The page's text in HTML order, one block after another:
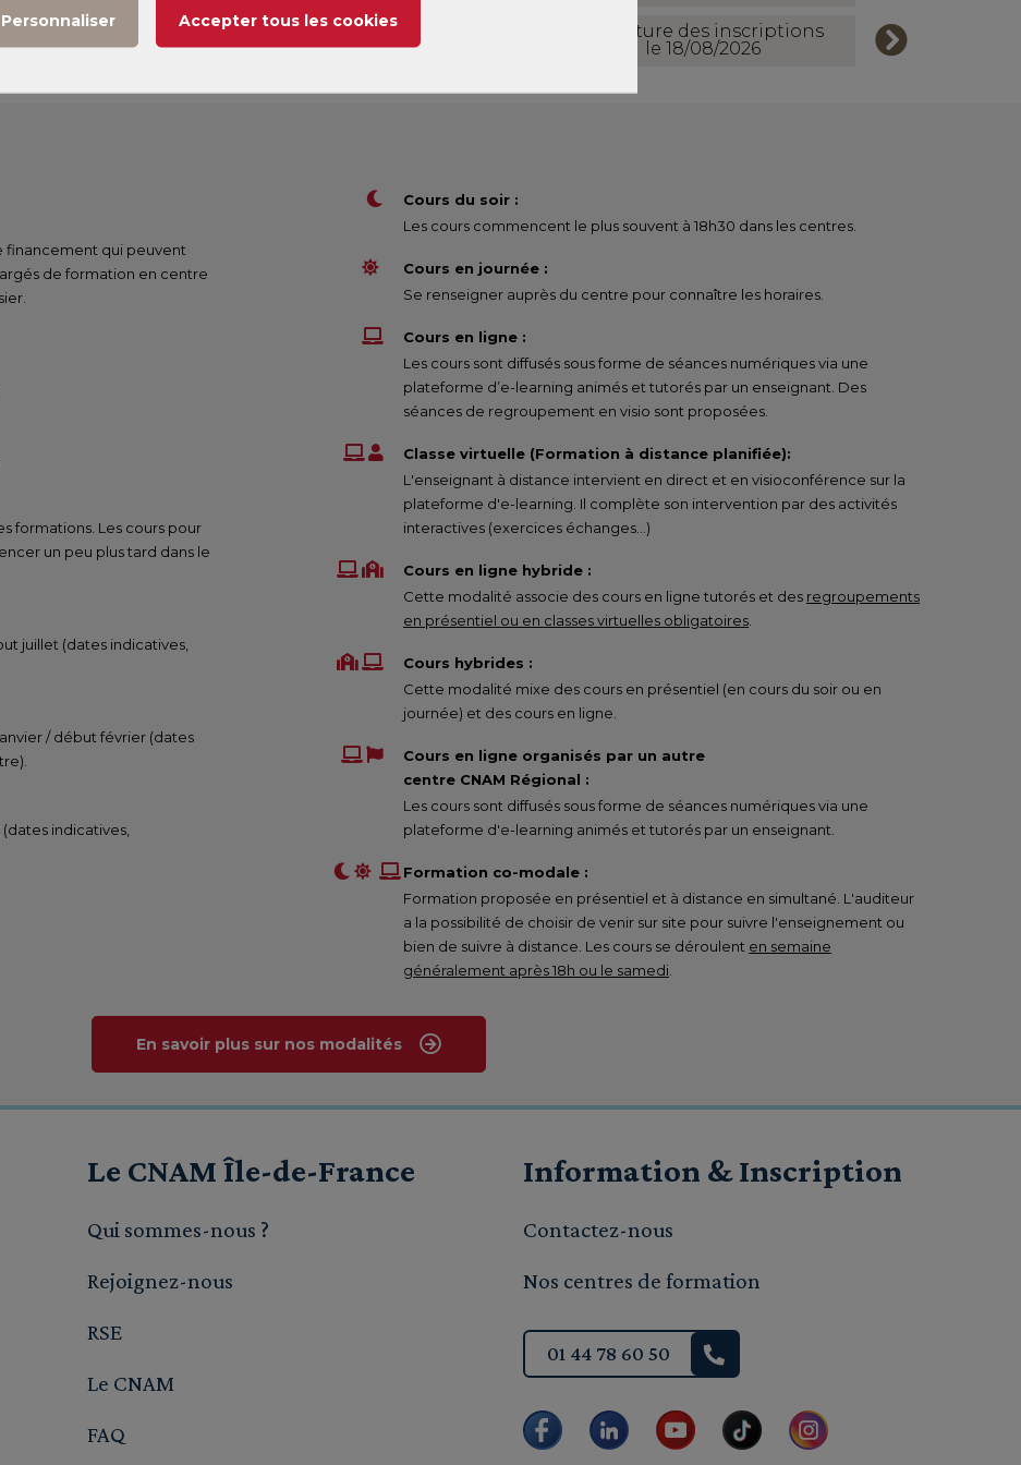
1 Lundi
Ouverture des inscriptions
le 18/08/2026
financement qui peuvent
de formation en centre
formations. Les cours pour
un peu plus tard dans le
juillet (dates indicatives,
/ début février (dates
indicatives,
Cours du soir :
Les cours commencent le plus souvent à 18h30 dans les centres.
Cours en journée :
Se renseigner auprès du centre pour connaître les horaires.
Cours en ligne :
Les cours sont diffusés sous forme de séances numériques via une
plateforme d’e-learning animés et tutorés par un enseignant. Des
séances de regroupement en visio sont proposées.
Classe virtuelle (Formation à distance planifiée):
L'enseignant à distance intervient en direct et en visioconférence sur la
plateforme d'e-learning. Il complète son intervention par des activités
interactives (exercices échanges…)
Cours en ligne hybride :
Cette modalité associe des cours en ligne tutorés et des regroupements
en présentiel ou en classes virtuelles obligatoires
Cours hybrides :
Cette modalité mixe des cours en présentiel (en cours du soir ou en
journée) et des cours en ligne.
Cours en ligne organisés par un autre
centre CNAM Régional :
Les cours sont diffusés sous forme de séances numériques via une
plateforme d'e-learning animés et tutorés par un enseignant.
Formation co-modale :
Formation proposée en présentiel et à distance en simultané. L'auditeur
a la possibilité de choisir de venir sur site pour suivre l'enseignement ou
bien de suivre à distance. Les cours se déroulent en semaine
généralement après 18h ou le samedi
En savoir plus sur nos modalités
Le CNAM Île-de-France
Qui sommes-nous ?
Rejoignez-nous
RSE
Le CNAM
FAQ
Information & Inscription
Contactez-nous
Nos centres de formation
01 44 78 60 50
Personnaliser Accepter tous les cookies